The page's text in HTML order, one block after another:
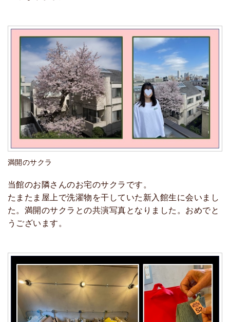
満開のサクラ
当館のお隣さんのお宅のサクラです。
たまたま屋上で洗濯物を干していた新入館生に会いまし
た。満開のサクラとの共演写真となりました。おめでと
うございます。